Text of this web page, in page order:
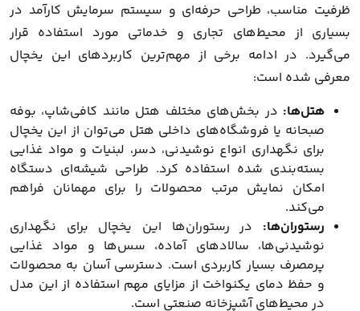
ظرفیت مناسب، طراحی حرفه‌ای و سیستم سرمایش کارآمد در
بسیاری از محیط‌های تجاری و خدماتی مورد استفاده قرار
می‌گیرد. در ادامه برخی از مهم‌ترین کاربردهای این یخچال
معرفی شده است:
هتل‌ها: در بخش‌های مختلف هتل مانند کافی‌شاپ، بوفه
صبحانه یا فروشگاه‌های داخلی هتل می‌توان از این یخچال
برای نگهداری انواع نوشیدنی، دسر، لبنیات و مواد غذایی
بسته‌بندی شده استفاده کرد. طراحی شیشه‌ای دستگاه
امکان نمایش مرتب محصولات را برای مهمانان فراهم
می‌کند.
رستوران‌ها: در رستوران‌ها این یخچال برای نگهداری
نوشیدنی‌ها، سالادهای آماده، سس‌ها و مواد غذایی
پرمصرف بسیار کاربردی است. دسترسی آسان به محصولات
و حفظ دمای یکنواخت از مزایای مهم استفاده از این مدل
در محیط‌های آشپزخانه صنعتی است.